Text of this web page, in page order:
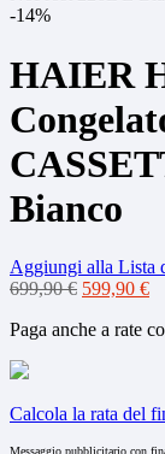
-14%
HAIER
Bianco
Aggiungi alla Lista
699,90€ Il
originale
599,90 €Il
Paga anche a rate
Calcola la rata del
Messaggio pubblicitario con